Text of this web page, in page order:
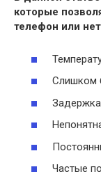
которые
телефон или
Слишком
Частые